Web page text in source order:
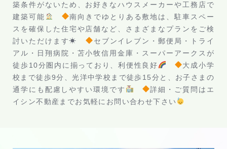
築条件がないため、お好きなハウスメーカーや工務店で
建築可能
南向きでゆとりある敷地は、駐車スペー
スを確保した住宅や店舗など、さまざまなプランをご検
討いただけます☀
セブンイレブン・郵便局・トライ
アル・日翔病院・苫小牧信用金庫・スーパーアークスが
徒歩10分圏内に揃っており、利便性良好
大成小学
校まで徒歩9分、光洋中学校まで徒歩15分と、お子さまの
通学にも配慮しやすい環境です
詳細・ご質問はエ
イシン不動産までお気軽にお問い合わせ下さい